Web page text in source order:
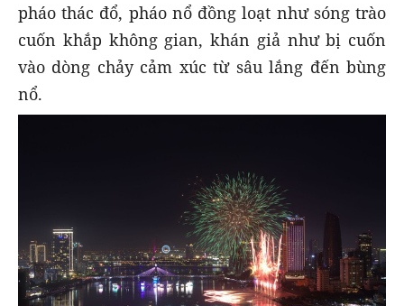
pháo thác đổ, pháo nổ đồng loạt như sóng trào
cuốn khắp không gian, khán giả như bị cuốn
vào dòng chảy cảm xúc từ sâu lắng đến bùng
nổ.